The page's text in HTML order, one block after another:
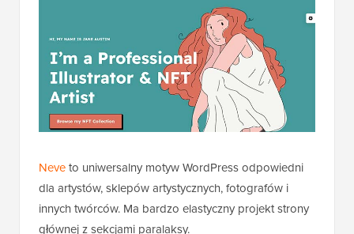
Neveto uniwersalny motyw WordPress odpowiedni
dla artystów, sklepów artystycznych, fotografów i
innych twórców. Ma bardzo elastyczny projekt strony
głównej z sekcjami paralaksy.